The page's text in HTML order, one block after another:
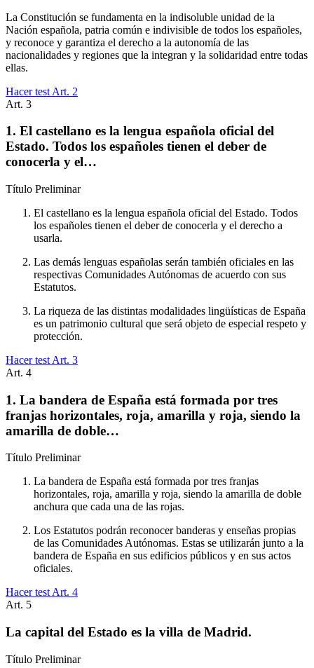
La Constitución se fundamenta en la indisoluble unidad de la
Nación española, patria común e indivisible de todos los españoles,
y reconoce y garantiza el derecho a la autonomía de las
nacionalidades y regiones que la integran y la solidaridad entre todas
ellas.
Hacer test Art. 2
Art. 3
1. El castellano es la lengua española oficial del
Estado. Todos los españoles tienen el deber de
conocerla y el…
Título Preliminar
El castellano es la lengua española oficial del Estado. Todos
los españoles tienen el deber de conocerla y el derecho a
usarla.
Las demás lenguas españolas serán también oficiales en las
respectivas Comunidades Autónomas de acuerdo con sus
Estatutos.
La riqueza de las distintas modalidades lingüísticas de España
es un patrimonio cultural que será objeto de especial respeto y
protección.
Hacer test Art. 3
Art. 4
1. La bandera de España está formada por tres
franjas horizontales, roja, amarilla y roja, siendo la
amarilla de doble…
Título Preliminar
La bandera de España está formada por tres franjas
horizontales, roja, amarilla y roja, siendo la amarilla de doble
anchura que cada una de las rojas.
Los Estatutos podrán reconocer banderas y enseñas propias
de las Comunidades Autónomas. Estas se utilizarán junto a la
bandera de España en sus edificios públicos y en sus actos
oficiales.
Hacer test Art. 4
Art. 5
La capital del Estado es la villa de Madrid.
Título Preliminar